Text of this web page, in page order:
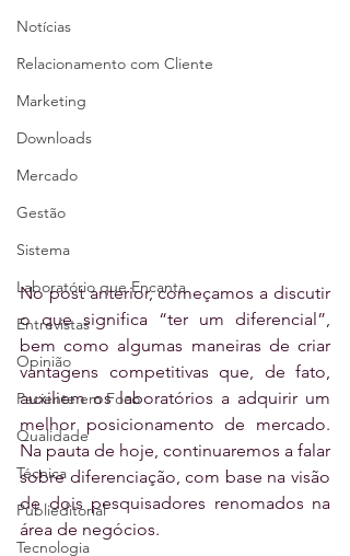
Notícias
Relacionamento com Cliente
Marketing
Downloads
Mercado
Gestão
Sistema
Laboratório que Encanta
Entrevistas
Opinião
Paciente em Foco
Qualidade
Técnica
Publieditorial
Tecnologia
No post anterior, começamos a discutir
o que significa “ter um diferencial”,
bem como algumas maneiras de criar
vantagens competitivas que, de fato,
auxiliem os laboratórios a adquirir um
melhor posicionamento de mercado.
Na pauta de hoje, continuaremos a falar
sobre diferenciação, com base na visão
de dois pesquisadores renomados na
área de negócios.